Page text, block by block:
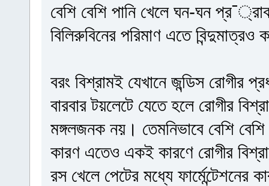
বেশি বেশি পানি খেলে ঘন-ঘন
বিলিরুবিনের পরিমাণ এতে বিন্দুমাত্রও
বরং বিশ্রামই যেখানে জন্ডিস রোগীর
বারবার টয়লেটে যেতে হলে রোগীর
মঙ্গলজনক নয়। তেমনিভাবে বেশি
কারণ এতেও একই কারণে রোগীর
রস খেলে পেটের মধ্যে ফার্মেন্টেশনের